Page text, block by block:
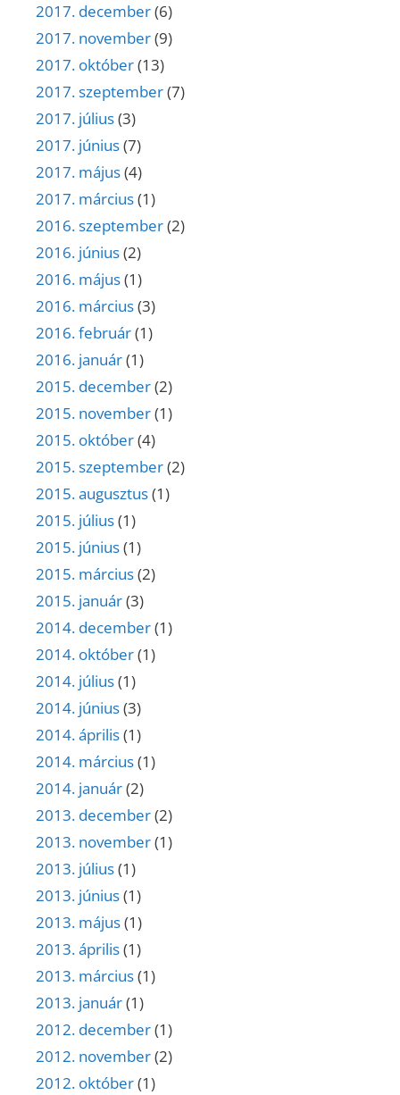
2017. december(6)
2017. november(9)
2017. október(13)
2017. szeptember(7)
2017. július(3)
2017. június(7)
2017. május(4)
2017. március(1)
2016. szeptember(2)
2016. június(2)
2016. május(1)
2016. március(3)
2016. február(1)
2016. január(1)
2015. december(2)
2015. november(1)
2015. október(4)
2015. szeptember(2)
2015. augusztus(1)
2015. július(1)
2015. június(1)
2015. március(2)
2015. január(3)
2014. december(1)
2014. október(1)
2014. július(1)
2014. június(3)
2014. április(1)
2014. március(1)
2014. január(2)
2013. december(2)
2013. november(1)
2013. július(1)
2013. június(1)
2013. május(1)
2013. április(1)
2013. március(1)
2013. január(1)
2012. december(1)
2012. november(2)
2012. október(1)